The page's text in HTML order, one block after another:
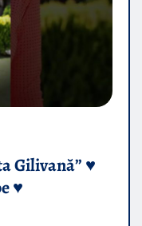
Gilivană” ♥️
♥️